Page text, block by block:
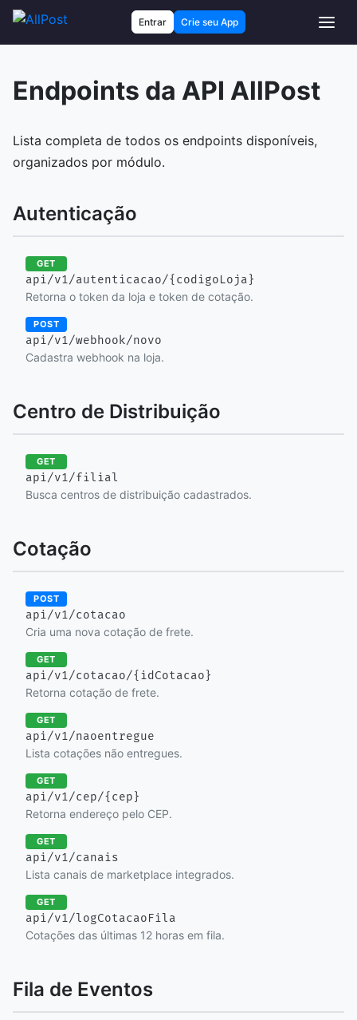
Entrar Crie seu App
Endpoints da API AllPost
Lista completa de todos os endpoints disponíveis,
organizados por módulo.
Autenticação
GET
api/v1/autenticacao/{codigoLoja}
Retorna o token da loja e token de cotação.
POST
api/v1/webhook/novo
Cadastra webhook na loja.
Centro de Distribuição
GET
api/v1/filial
Busca centros de distribuição cadastrados.
Cotação
POST
api/v1/cotacao
Cria uma nova cotação de frete.
GET
api/v1/cotacao/{idCotacao}
Retorna cotação de frete.
GET
api/v1/naoentregue
Lista cotações não entregues.
GET
api/v1/cep/{cep}
Retorna endereço pelo CEP.
GET
api/v1/canais
Lista canais de marketplace integrados.
GET
api/v1/logCotacaoFila
Cotações das últimas 12 horas em fila.
Fila de Eventos